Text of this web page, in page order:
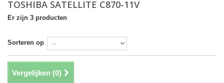
TOSHIBA SATELLITE C870-11V
Er zijn 3 producten
Sorteren op
Vergelijken (0)